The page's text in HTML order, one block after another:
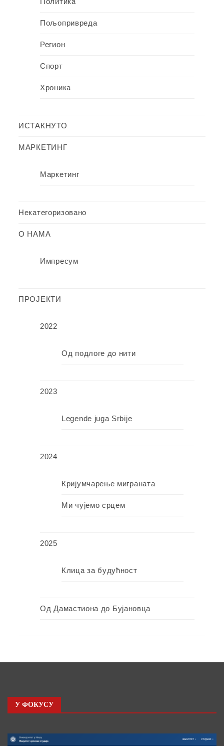
Пољопривреда
Регион
Спорт
Хроника
ИСТАКНУТО
МАРКЕТИНГ
Маркетинг
Некатегоризовано
О НАМА
Импресум
ПРОЈЕКТИ
2022
Од подлоге до нити
2023
Legende juga Srbije
2024
Кријумчарење миграната
Ми чујемо срцем
2025
Клица за будућност
Од Дамастиона до Бујановца
У ФОКУСУ